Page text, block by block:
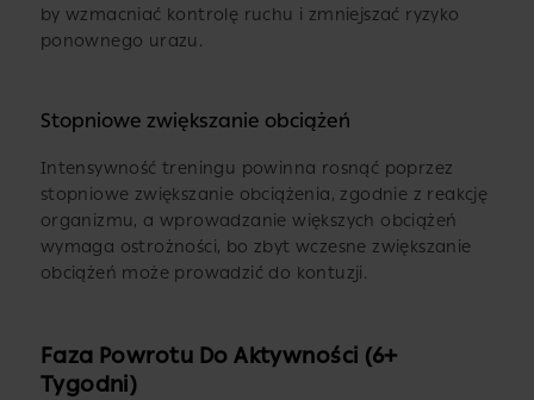
by wzmacniać kontrolę ruchu i zmniejszać ryzyko
ponownego urazu.
Stopniowe zwiększanie obciążeń
Intensywność treningu powinna rosnąć poprzez
stopniowe zwiększanie obciążenia, zgodnie z reakcję
organizmu, a wprowadzanie większych obciążeń
wymaga ostrożności, bo zbyt wczesne zwiększanie
obciążeń może prowadzić do kontuzji.
Faza Powrotu Do Aktywności (6+
Tygodni)